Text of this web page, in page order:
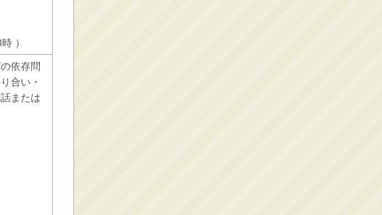
）
依存問
合い・
または